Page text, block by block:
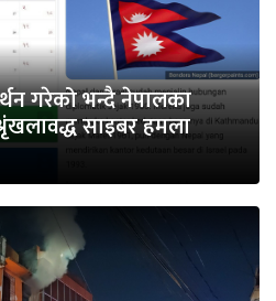
गरेको भन्दै नेपालका
साइबर हमला